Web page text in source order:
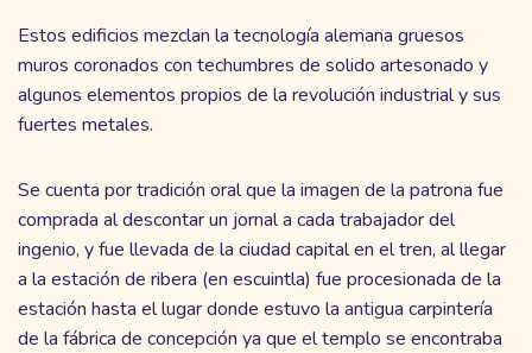
Estos edificios mezclan la tecnología alemana gruesos
muros coronados con techumbres de solido artesonado y
algunos elementos propios de la revolución industrial y sus
fuertes metales.
Se cuenta por tradición oral que la imagen de la patrona fue
comprada al descontar un jornal a cada trabajador del
ingenio, y fue llevada de la ciudad capital en el tren, al llegar
a la estación de ribera (en escuintla) fue procesionada de la
estación hasta el lugar donde estuvo la antigua carpintería
de la fábrica de concepción ya que el templo se encontraba